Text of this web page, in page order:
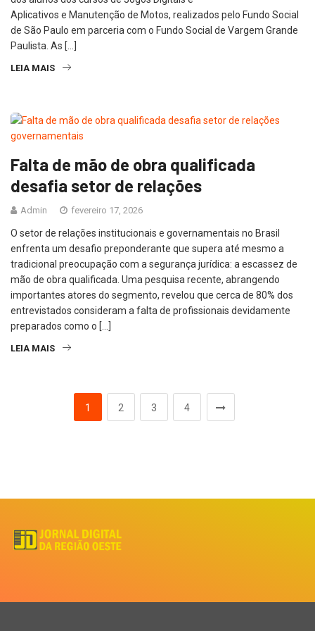
Aplicativos e Manutenção de Motos, realizados pelo Fundo Social
de São Paulo em parceria com o Fundo Social de Vargem Grande
Paulista. As […]
LEIA MAIS
Falta de mão de obra qualificada
desafia setor de relações
Admin fevereiro 17, 2026
O setor de relações institucionais e governamentais no Brasil
enfrenta um desafio preponderante que supera até mesmo a
tradicional preocupação com a segurança jurídica: a escassez de
mão de obra qualificada. Uma pesquisa recente, abrangendo
importantes atores do segmento, revelou que cerca de 80% dos
entrevistados consideram a falta de profissionais devidamente
preparados como o […]
LEIA MAIS
1 2 3 4